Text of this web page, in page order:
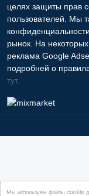
Мы используем файлы cookie
целях защиты прав
пользователей. Мы
рынок. На
реклама Google
подробней о
тут.